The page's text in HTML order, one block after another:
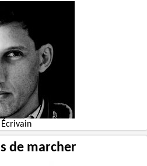
Écrivain
de marcher